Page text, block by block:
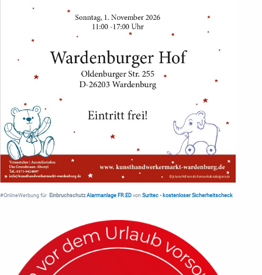
#OnlineWerbung für Einbruchschutz Alarmanlage FR.ED von Suritec • kostenloser Sicherheitscheck